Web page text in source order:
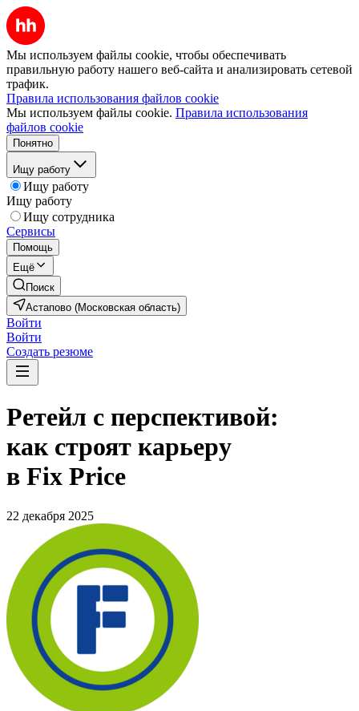
Мы используем файлы cookie, чтобы обеспечивать
правильную работу нашего веб-сайта и анализировать сетевой
трафик.
Правила использования файлов cookie
Мы используем файлы cookie. Правила использования
файлов cookie
Понятно
Ищу работу
Ищу работу
Ищу работу
Ищу сотрудника
Сервисы
Помощь
Ещё
Поиск
Астапово (Московская область)
Войти
Войти
Создать резюме
Ретейл с перспективой:
как строят карьеру
в Fix Price
22 декабря 2025